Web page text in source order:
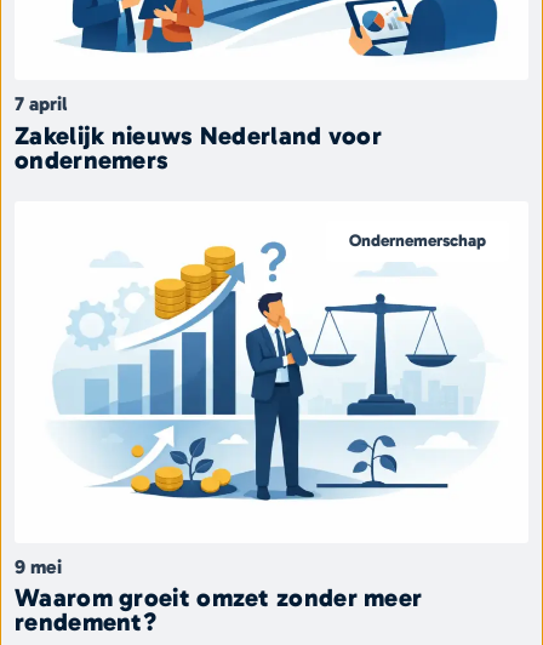
7 april
Zakelijk nieuws Nederland voor
ondernemers
Ondernemerschap
9 mei
Waarom groeit omzet zonder meer
rendement?